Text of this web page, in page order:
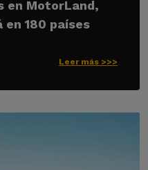
en MotorLand,
180 países
Leer más >>>